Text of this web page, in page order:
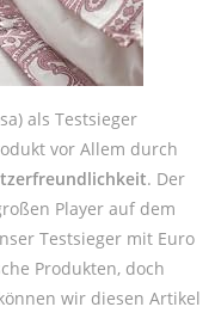
als Testsieger
vor Allem durch
. Der
Player auf dem
Testsieger mit Euro
Produkten, doch
wir diesen Artikel